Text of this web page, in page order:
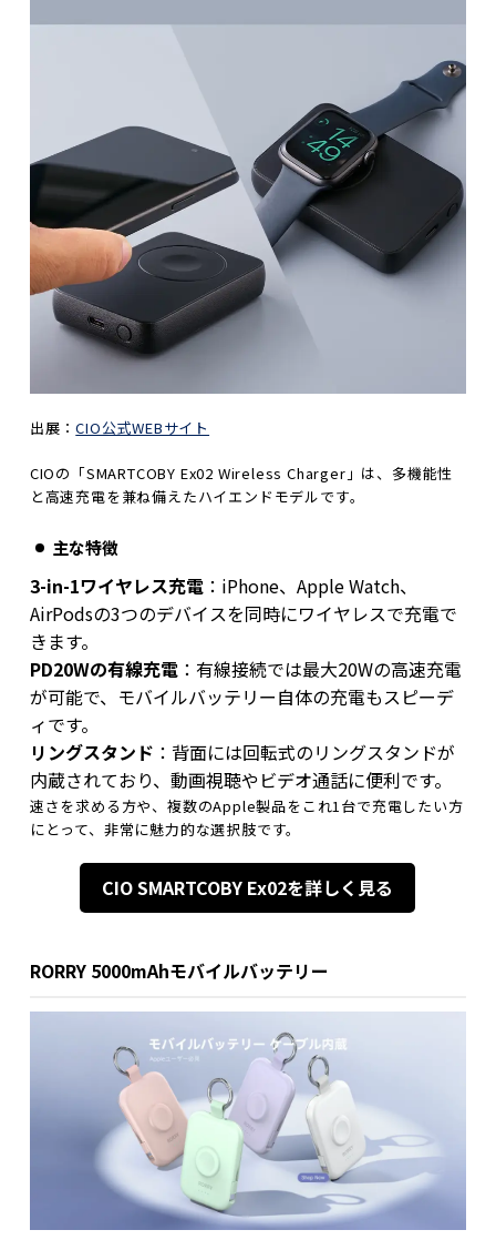
出展：CIO公式WEBサイト
CIOの「SMARTCOBY Ex02 Wireless Charger」は、多機能性
と高速充電を兼ね備えたハイエンドモデルです。
主な特徴
3-in-1ワイヤレス充電：iPhone、Apple Watch、
AirPodsの3つのデバイスを同時にワイヤレスで充電で
きます。
PD20Wの有線充電：有線接続では最大20Wの高速充電
が可能で、モバイルバッテリー自体の充電もスピーデ
ィです。
リングスタンド ：背面には回転式のリングスタンドが
内蔵されており、動画視聴やビデオ通話に便利です。
速さを求める方や、複数のApple製品をこれ1台で充電したい方
にとって、非常に魅力的な選択肢です。
CIO SMARTCOBY Ex02を詳しく見る
RORRY 5000mAhモバイルバッテリー